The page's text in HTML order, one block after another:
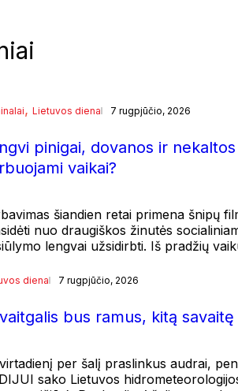
, Lietuvos diena 7 rugpjūčio, 2026
pinigai, dovanos ir
vaikai?
šiandien retai primena šnipų
nuo draugiškos žinutės
lengvai užsidirbti. Iš pradžių
diena 7 rugpjūčio, 2026
bus ramus, kitą
per šalį praslinkus audrai,
sako Lietuvos